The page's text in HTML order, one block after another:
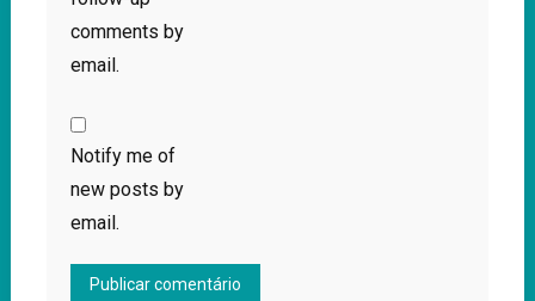
comments by
email.
Notify me of
new posts by
email.